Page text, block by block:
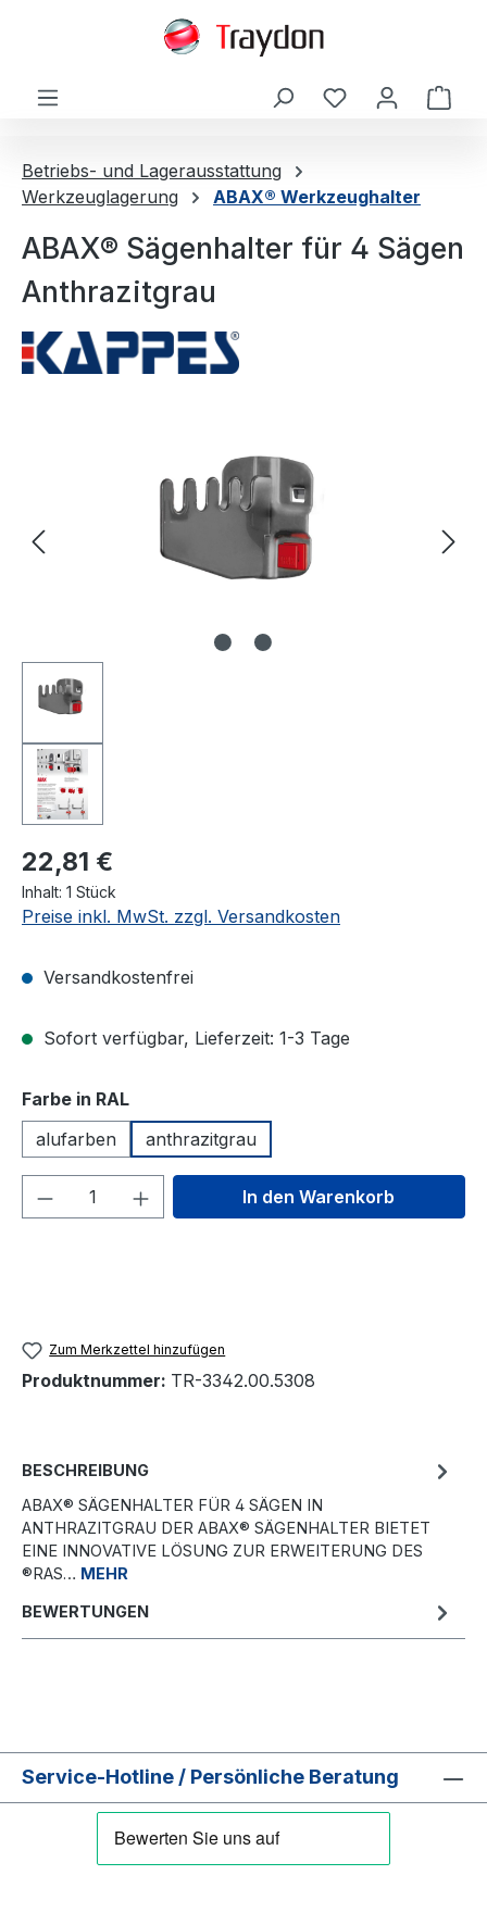
Betriebs- und Lagerausstattung
Werkzeuglagerung
ABAX® Werkzeughalter
ABAX® Sägenhalter für 4 Sägen
Anthrazitgrau
22,81 €
Inhalt: 1 Stück
Preise inkl. MwSt. zzgl. Versandkosten
Versandkostenfrei
Sofort verfügbar, Lieferzeit: 1-3 Tage
Farbe in RALauswählen
alufarben
anthrazitgrau
Produkt Anzahl: Gib denIn den Warenkorb
Zum Merkzettel hinzufügen
Produktnummer: TR-3342.00.5308
BESCHREIBUNG
ABAX® SÄGENHALTER FÜR 4 SÄGEN IN
ANTHRAZITGRAU DER ABAX® SÄGENHALTER BIETET
EINE INNOVATIVE LÖSUNG ZUR ERWEITERUNG DES
®RAS… MEHR
BEWERTUNGEN
Service-Hotline / Persönliche Beratung